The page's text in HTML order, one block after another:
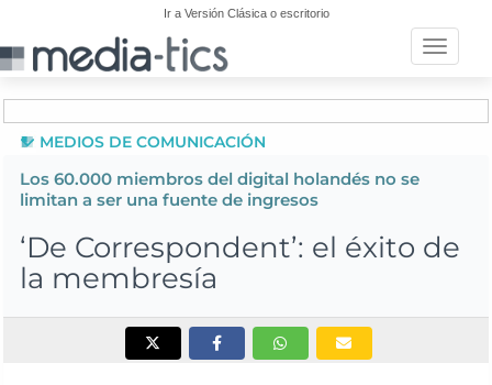
Ir a Versión Clásica o escritorio
Toggle
MEDIOS DE COMUNICACIÓN
Los 60.000 miembros del digital holandés no se
limitan a ser una fuente de ingresos
‘De Correspondent’: el éxito de
la membresía